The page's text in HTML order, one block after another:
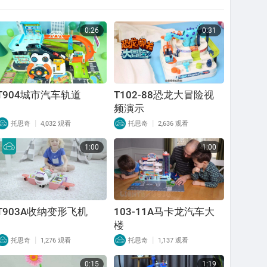
0:26
城市汽车轨道
托思奇 | 4,032 观看
0:31
T102-88恐龙大冒险视
频演示
托思奇 | 2,636 观看
1:00
收纳变形飞机
托思奇 | 1,276 观看
1:00
103-11A马卡龙汽车大
楼
托思奇 | 1,137 观看
0:15 1:19